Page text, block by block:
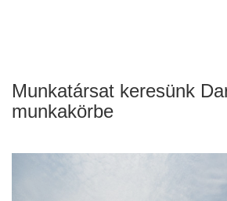
Munkatársat keresünk
munkakörbe